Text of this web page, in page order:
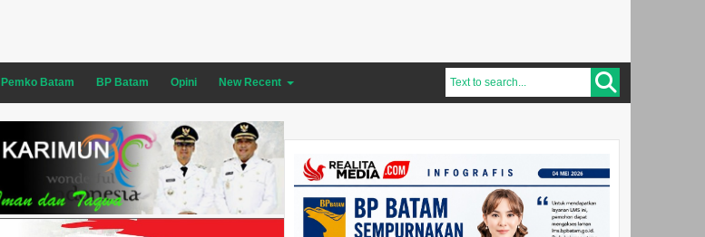
Pemko Batam BP Batam Opini New Recent